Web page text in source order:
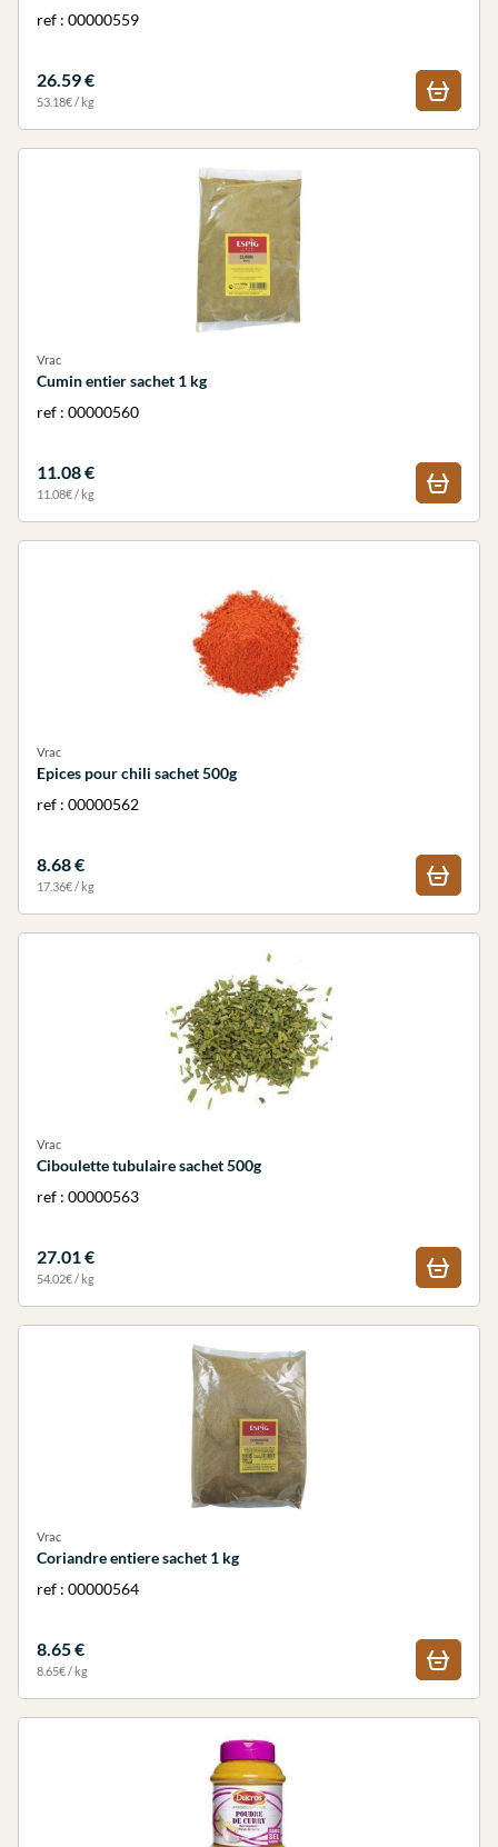
ref : 00000559
26.59 €
53.18€ / kg
Vrac
Cumin entier sachet 1 kg
ref : 00000560
11.08 €
11.08€ / kg
Vrac
Epices pour chili sachet 500g
ref : 00000562
8.68 €
17.36€ / kg
Vrac
Ciboulette tubulaire sachet 500g
ref : 00000563
27.01 €
54.02€ / kg
Vrac
Coriandre entiere sachet 1 kg
ref : 00000564
8.65 €
8.65€ / kg